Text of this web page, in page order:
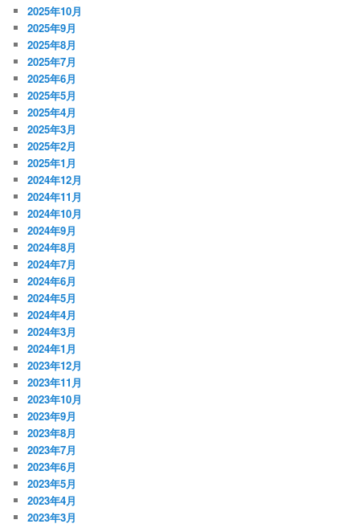
2025年10月
2025年9月
2025年8月
2025年7月
2025年6月
2025年5月
2025年4月
2025年3月
2025年2月
2025年1月
2024年12月
2024年11月
2024年10月
2024年9月
2024年8月
2024年7月
2024年6月
2024年5月
2024年4月
2024年3月
2024年1月
2023年12月
2023年11月
2023年10月
2023年9月
2023年8月
2023年7月
2023年6月
2023年5月
2023年4月
2023年3月